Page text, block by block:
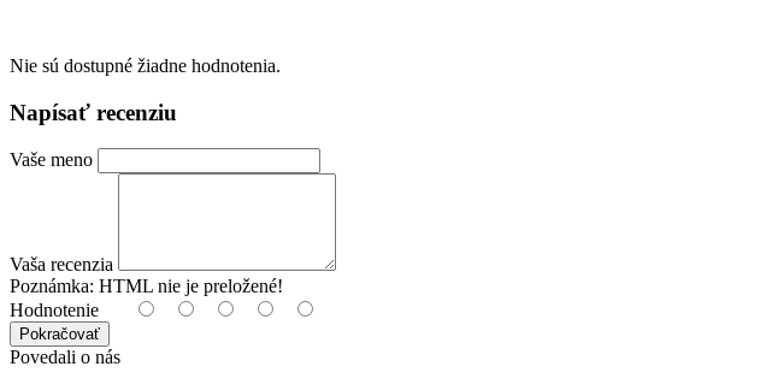
Nie sú dostupné žiadne hodnotenia.
Napísať recenziu
Vaše meno
Vaša recenzia
Poznámka: HTML nie je preložené!
Hodnotenie
Pokračovať
Povedali o nás